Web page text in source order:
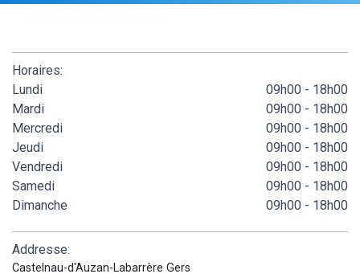
Horaires:
Lundi
09h00 - 18h00
Mardi
09h00 - 18h00
Mercredi
09h00 - 18h00
Jeudi
09h00 - 18h00
Vendredi
09h00 - 18h00
Samedi
09h00 - 18h00
Dimanche
09h00 - 18h00
Addresse:
Castelnau-d'Auzan-Labarrère Gers